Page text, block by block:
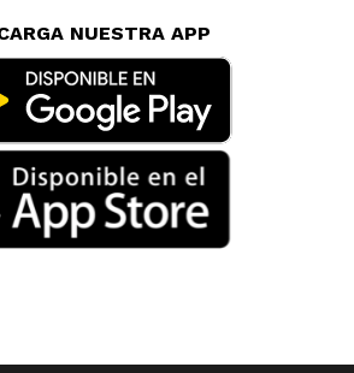
NUESTRA APP